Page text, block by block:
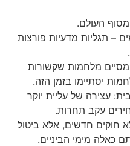
העולם.
– תגליות מדעיות פורצות
מלחמות שקשורות
יסתיימו בזמן הזה.
עצירה של עליית יוקר
עקב תחרות.
חוקים חדשים, אלא ביטול
כאלה מימי הביניים.